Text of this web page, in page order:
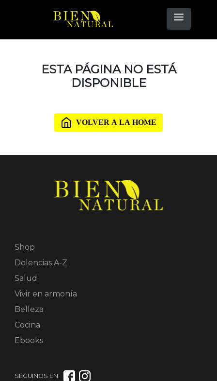
ESTA PÁGINA NO ESTÁ
DISPONIBLE
VOLVER A LA HOME
Shop
Dolencias A-Z
Salud
Vivir en armonía
Belleza
Cocina
Ebooks
SEGUINOS EN: